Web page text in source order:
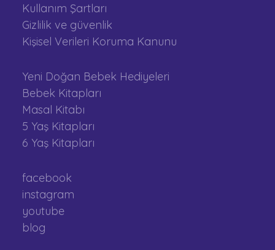
Kullanım Şartları
Gizlilik ve güvenlik
Kişisel Verileri Koruma Kanunu
Yeni Doğan Bebek Hediyeleri
Bebek Kitapları
Masal Kitabı
5 Yaş Kitapları
6 Yaş Kitapları
facebook
instagram
youtube
blog